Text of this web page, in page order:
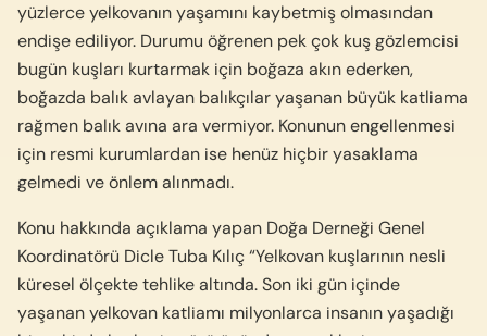
yüzlerce yelkovanın yaşamını kaybetmiş olmasından
endişe ediliyor. Durumu öğrenen pek çok kuş gözlemcisi
bugün kuşları kurtarmak için boğaza akın ederken,
boğazda balık avlayan balıkçılar yaşanan büyük katliama
rağmen balık avına ara vermiyor. Konunun engellenmesi
için resmi kurumlardan ise henüz hiçbir yasaklama
gelmedi ve önlem alınmadı.
Konu hakkında açıklama yapan Doğa Derneği Genel
Koordinatörü Dicle Tuba Kılıç “Yelkovan kuşlarının nesli
küresel ölçekte tehlike altında. Son iki gün içinde
yaşanan yelkovan katliamı milyonlarca insanın yaşadığı